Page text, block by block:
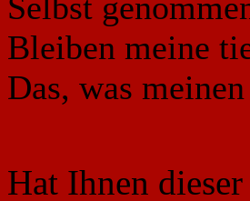
Bleiben meine
Das, was
Hat Ihnen